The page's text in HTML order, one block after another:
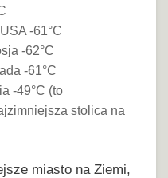
-61°C
-62°C
-61°C
-49°C (to
stolica na
miasto na Ziemi,